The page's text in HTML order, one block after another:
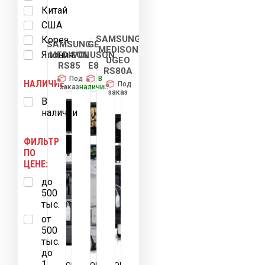
Китай
США
Корея
Япония
НАЛИЧИЕ:
В
наличии
ФИЛЬТР
ПО
ЦЕНЕ:
до
500
тыс.
от
500
тыс.
до
SAMSUNG
MEDISON
RS85
Под
заказ
GE
VOLUSON
E8
В
наличии
SAMSUNG
MEDISON
UGEO
RS80A
Под
заказ